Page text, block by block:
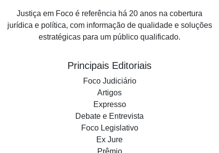
Justiça em Foco é referência há 20 anos na cobertura
jurídica e política, com informação de qualidade e soluções
estratégicas para um público qualificado.
Principais Editoriais
Foco Judiciário
Artigos
Expresso
Debate e Entrevista
Foco Legislativo
Ex Jure
Prêmio